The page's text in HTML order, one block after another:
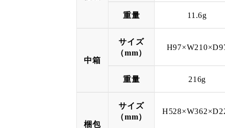
重量 11.6g
中箱
サイズ
（mm）
重量 216g
梱包
サイズ
（mm）